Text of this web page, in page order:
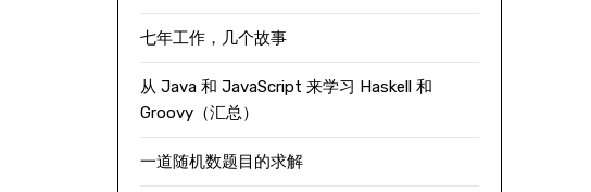
七年工作，几个故事
从 Java 和 JavaScript 来学习 Haskell 和
Groovy（汇总）
一道随机数题目的求解